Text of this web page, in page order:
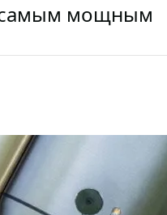
самым мощным